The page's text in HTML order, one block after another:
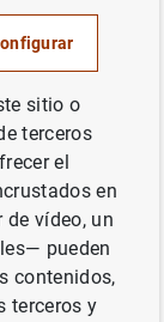
BANCOS
sitio o
terceros
el
en
vídeo, un
pueden
contenidos,
terceros y